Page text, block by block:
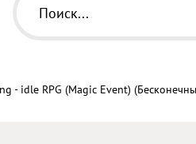
- idle RPG (Magic Event)